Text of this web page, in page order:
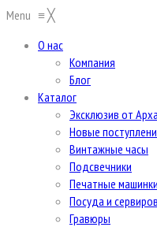
Menu ≡╳
О нас
Компания
Блог
Каталог
Эксклюзив от
Новые
Винтажные часы
Подсвечники
Печатные машинки
Посуда и
Гравюры